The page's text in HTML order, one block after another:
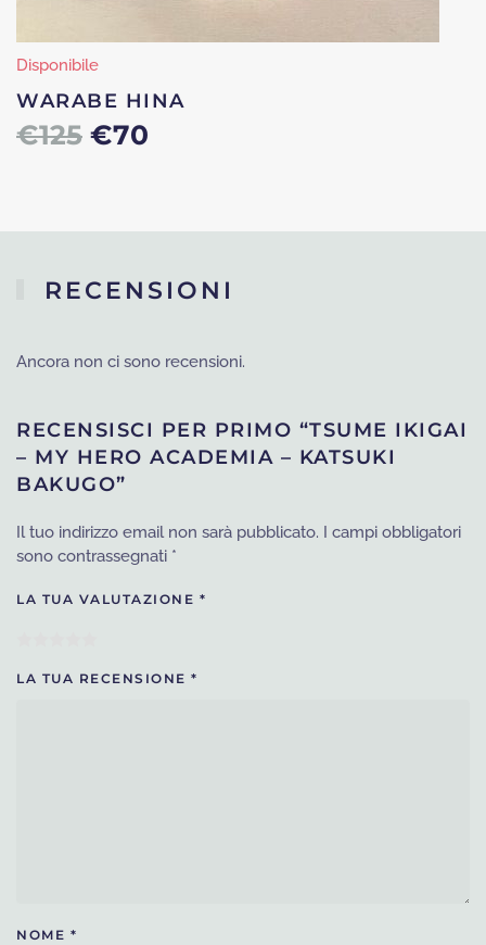
Disponibile
WARABE HINA
€125 Il
€125.
€70
€70.
RECENSIONI
Ancora non ci sono recensioni.
RECENSISCI PER PRIMO “TSUME IKIGAI
– MY HERO ACADEMIA – KATSUKI
BAKUGO”
Il tuo indirizzo email non sarà pubblicato. I campi obbligatori
sono contrassegnati *
LA TUA VALUTAZIONE *
LA TUA RECENSIONE *
NOME *